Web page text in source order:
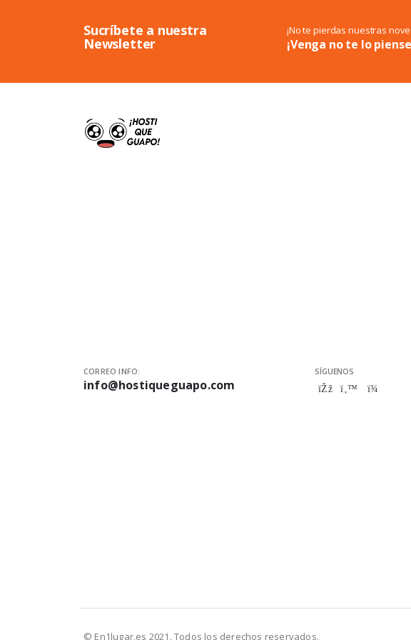
Sucríbete a nuestra
Newsletter
¡No te pierdas nuestras
¡Venga no te lo
CORREO INFO:
info@hostiqueguapo.com
SÍGUENOS
© En1lugar.es 2021. Todos los derechos reservados.